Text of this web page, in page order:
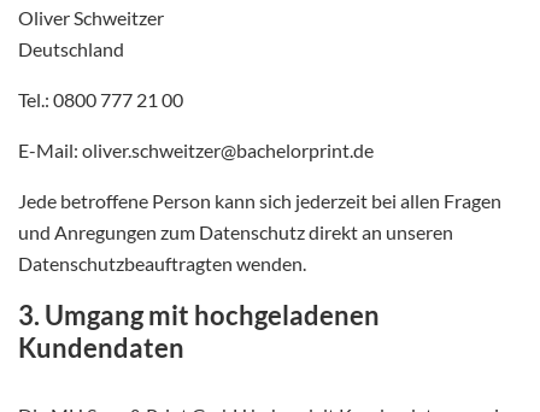
Oliver Schweitzer
Deutschland
Tel.: 0800 777 21 00
E-Mail: oliver.schweitzer@bachelorprint.de
Jede betroffene Person kann sich jederzeit bei allen Fragen
und Anregungen zum Datenschutz direkt an unseren
Datenschutzbeauftragten wenden.
3. Umgang mit hochgeladenen
Kundendaten